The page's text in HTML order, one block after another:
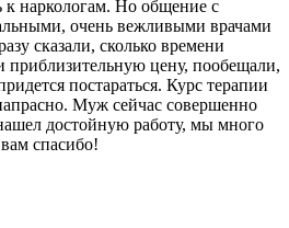
к наркологам. Но общение с
очень вежливыми врачами
сказали, сколько времени
приблизительную цену, пообещали,
постараться. Курс терапии
Муж сейчас совершенно
достойную работу, мы много
спасибо!